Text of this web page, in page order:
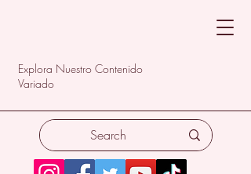
Explora Nuestro Contenido
Variado